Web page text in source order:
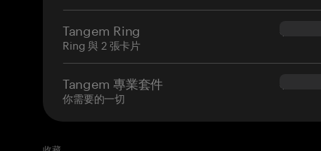
Tangem Ring
Ring 與 2 張卡片
Tangem 專業套件
你需要的一切